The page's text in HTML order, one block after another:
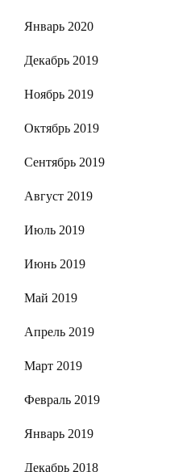
Январь 2020
Декабрь 2019
Ноябрь 2019
Октябрь 2019
Сентябрь 2019
Август 2019
Июль 2019
Июнь 2019
Май 2019
Апрель 2019
Март 2019
Февраль 2019
Январь 2019
Декабрь 2018